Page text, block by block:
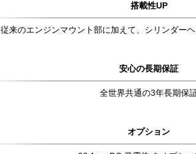
搭載性UP
従来のエンジンマウント部に加えて、シリンダー
安心の長期保証
全世界共通の3年長期保
オプション